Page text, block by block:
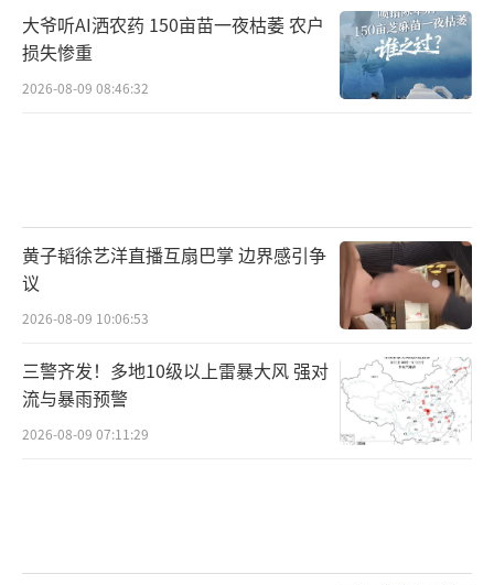
大爷听AI洒农药 150亩苗一夜枯萎 农户
损失惨重
2026-08-09 08:46:32
黄子韬徐艺洋直播互扇巴掌 边界感引争
议
2026-08-09 10:06:53
三警齐发！多地10级以上雷暴大风 强对
流与暴雨预警
2026-08-09 07:11:29